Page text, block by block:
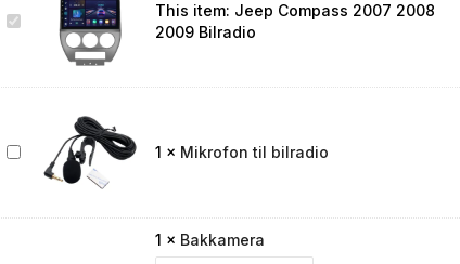
Jeep
Compass
2008
This item: Jeep Compass 2007 2008
2009 Bilradio
Mikrofon
1 × Mikrofon til bilradio
1 × Bakkamera